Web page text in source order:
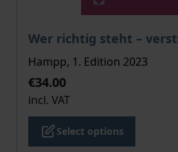
Wer richtig steht –
The price depends on the
Hampp, 1. Edition 2023
€34.00
incl. VAT
Select options